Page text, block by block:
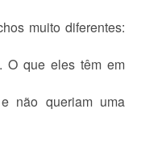
muito diferentes:
O que eles têm em
não queriam uma